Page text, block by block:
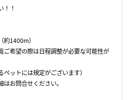
！！
1400m）
希望の際は日程調整が必要な可能性が
ットには規定がございます）
お問合せください。